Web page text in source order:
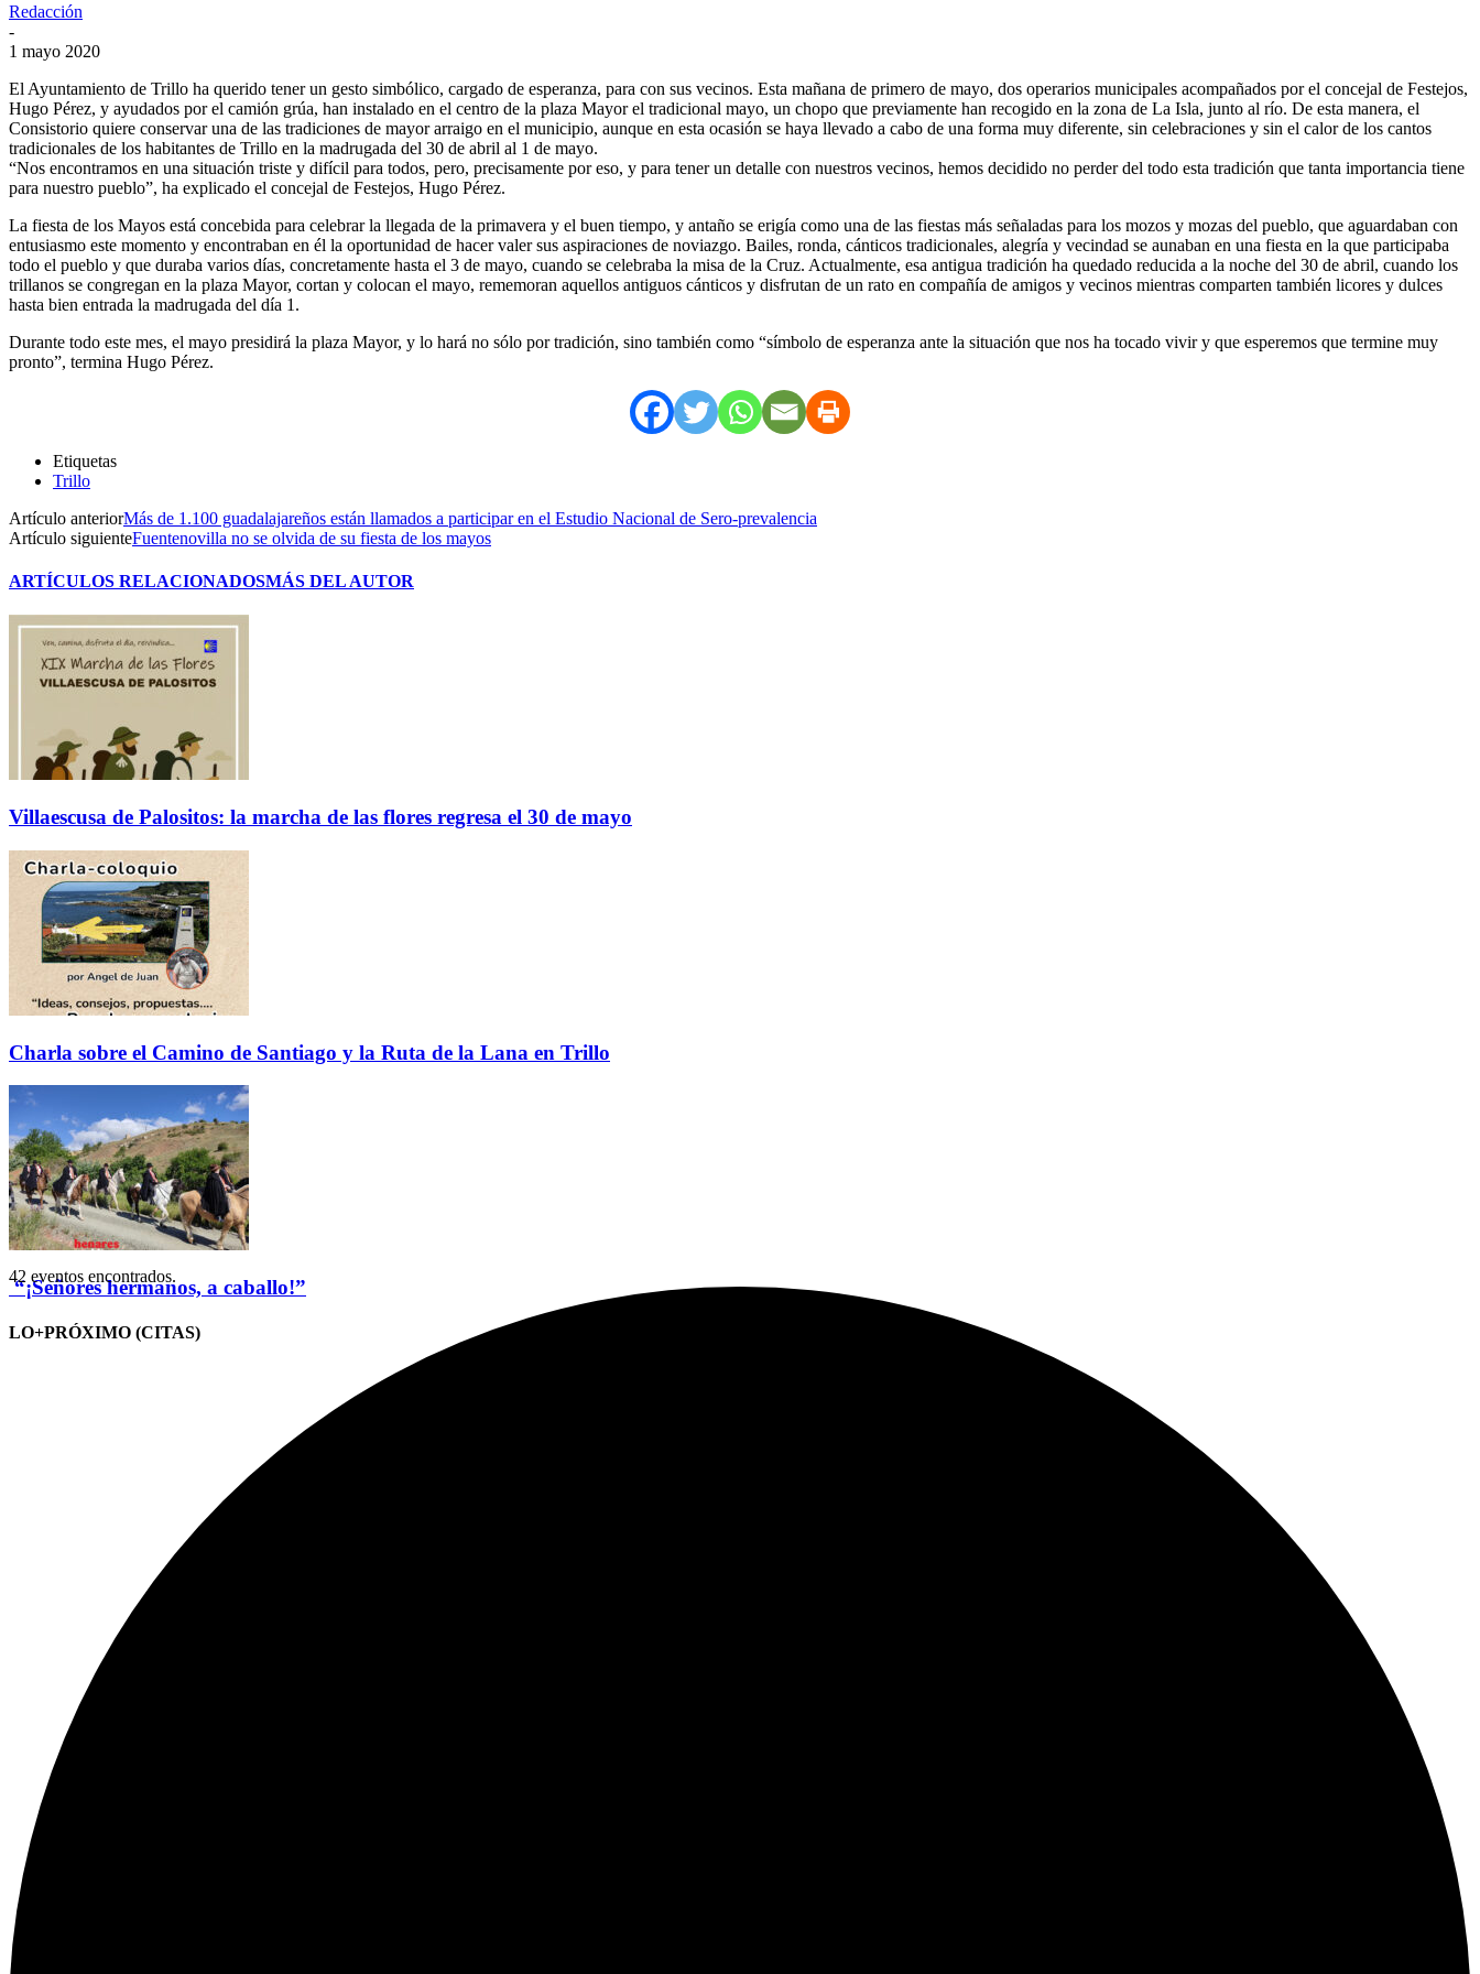
Redacción
-
1 mayo 2020
El Ayuntamiento de Trillo ha querido tener un gesto simbólico, cargado de esperanza, para con sus vecinos. Esta mañana de primero de mayo, dos operarios municipales acompañados por el concejal de Festejos,
Hugo Pérez, y ayudados por el camión grúa, han instalado en el centro de la plaza Mayor el tradicional mayo, un chopo que previamente han recogido en la zona de La Isla, junto al río. De esta manera, el
Consistorio quiere conservar una de las tradiciones de mayor arraigo en el municipio, aunque en esta ocasión se haya llevado a cabo de una forma muy diferente, sin celebraciones y sin el calor de los cantos
tradicionales de los habitantes de Trillo en la madrugada del 30 de abril al 1 de mayo.
“Nos encontramos en una situación triste y difícil para todos, pero, precisamente por eso, y para tener un detalle con nuestros vecinos, hemos decidido no perder del todo esta tradición que tanta importancia tiene
para nuestro pueblo”, ha explicado el concejal de Festejos, Hugo Pérez.
La fiesta de los Mayos está concebida para celebrar la llegada de la primavera y el buen tiempo, y antaño se erigía como una de las fiestas más señaladas para los mozos y mozas del pueblo, que aguardaban con
entusiasmo este momento y encontraban en él la oportunidad de hacer valer sus aspiraciones de noviazgo. Bailes, ronda, cánticos tradicionales, alegría y vecindad se aunaban en una fiesta en la que participaba
todo el pueblo y que duraba varios días, concretamente hasta el 3 de mayo, cuando se celebraba la misa de la Cruz. Actualmente, esa antigua tradición ha quedado reducida a la noche del 30 de abril, cuando los
trillanos se congregan en la plaza Mayor, cortan y colocan el mayo, rememoran aquellos antiguos cánticos y disfrutan de un rato en compañía de amigos y vecinos mientras comparten también licores y dulces
hasta bien entrada la madrugada del día 1.
Durante todo este mes, el mayo presidirá la plaza Mayor, y lo hará no sólo por tradición, sino también como “símbolo de esperanza ante la situación que nos ha tocado vivir y que esperemos que termine muy
pronto”, termina Hugo Pérez.
Etiquetas
Trillo
Artículo anteriorMás de 1.100 guadalajareños están llamados a participar en el Estudio Nacional de Sero-prevalencia
Artículo siguienteFuentenovilla no se olvida de su fiesta de los mayos
ARTÍCULOS RELACIONADOSMÁS DEL AUTOR
Villaescusa de Palositos: la marcha de las flores regresa el 30 de mayo
Charla sobre el Camino de Santiago y la Ruta de la Lana en Trillo
“¡Señores hermanos, a caballo!”
LO+PRÓXIMO (CITAS)
42 eventos encontrados.